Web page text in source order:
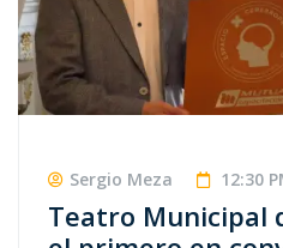
Sergio Meza 12:30
Teatro Municipal